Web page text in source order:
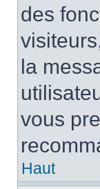
des
la
vous
Haut